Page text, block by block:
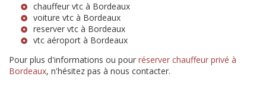
chauffeur vtc à Bordeaux
voiture vtc à Bordeaux
reserver vtc à Bordeaux
vtc aéroport à Bordeaux
Pour plus d'informations ou pour réserver chauffeur privé à
Bordeaux, n'hésitez pas à nous contacter.